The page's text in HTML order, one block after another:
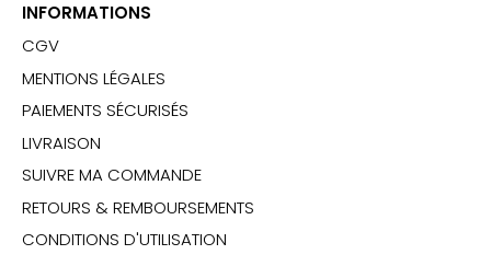
INFORMATIONS
CGV
MENTIONS LÉGALES
PAIEMENTS SÉCURISÉS
LIVRAISON
SUIVRE MA COMMANDE
RETOURS & REMBOURSEMENTS
CONDITIONS D'UTILISATION